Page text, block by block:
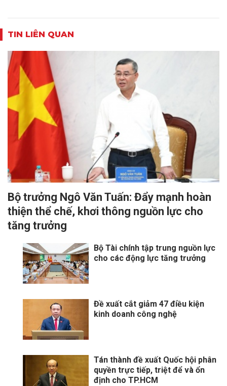
TIN LIÊN QUAN
Bộ trưởng Ngô Văn Tuấn: Đẩy mạnh hoàn
thiện thể chế, khơi thông nguồn lực cho
tăng trưởng
Bộ Tài chính tập trung nguồn lực
cho các động lực tăng trưởng
​Đề xuất cắt giảm 47 điều kiện
kinh doanh công nghệ
Tán thành đề xuất Quốc hội phân
quyền trực tiếp, triệt để và ổn
định cho TP.HCM